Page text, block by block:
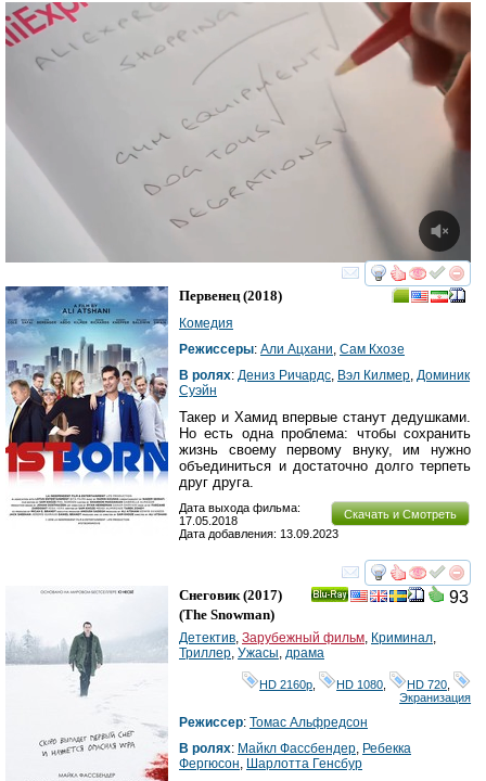
смотреть
Первенец (2018)
Комедия
Режиссеры: Али Ацхани Сам Кхозе
В ролях: Дениз Ричардс Вэл Килмер Доминик
Суэйн
Такер и Хамид впервые станут дедушками.
Но есть одна проблема: чтобы сохранить
жизнь своему первому внуку, им нужно
объединиться и достаточно долго терпеть
друг друга.
Скачать и Смотреть
Дата выхода фильма:
17.05.2018
Дата добавления: 13.09.2023
смотреть
93
Снеговик(2017)
(The Snowman)
Детектив, Зарубежный фильм, Криминал,
Триллер, Ужасы, драма
HD 2160р, HD 1080, HD 720,
Экранизация
Режиссер: Томас Альфредсон
В ролях: Майкл Фассбендер, Ребекка
Фергюсон, Шарлотта Генсбур